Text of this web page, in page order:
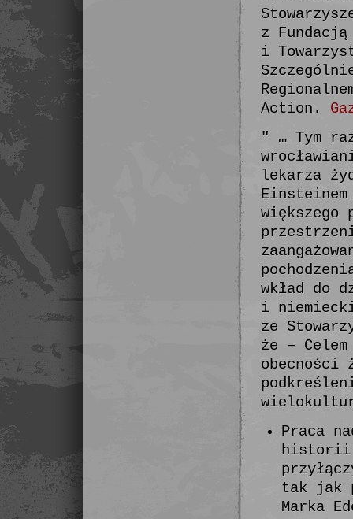
z
i
Action.
" … Tym
lekarza
większego
wkład do
i
ze
że –
obecności
Praca
historii.
tak jak
Marka